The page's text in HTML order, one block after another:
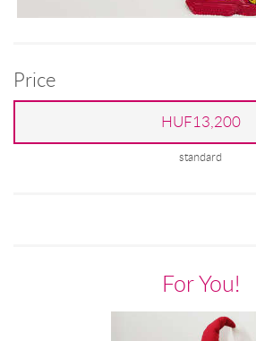
Price
HUF13,200
standard
For You!